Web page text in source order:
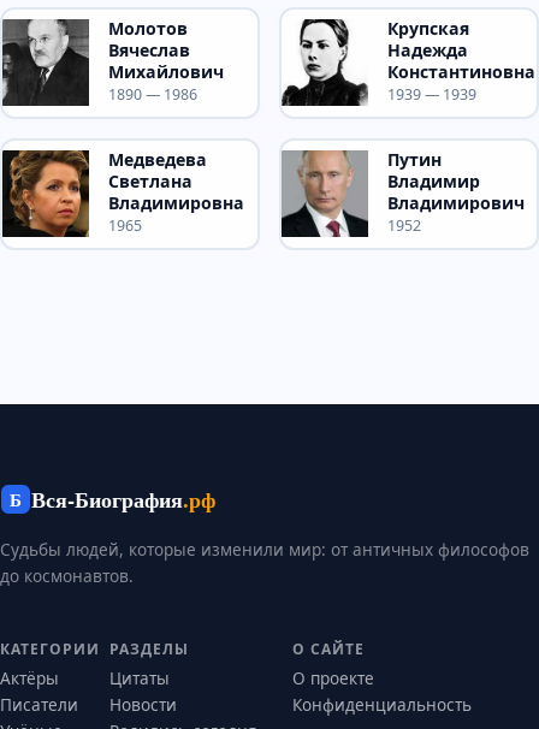
Молотов
Вячеслав
Михайлович
1890 — 1986
Крупская
Надежда
Константиновна
1939 — 1939
Медведева
Светлана
Владимировна
1965
Путин
Владимир
Владимирович
1952
Б Вся-Биография.рф
Судьбы людей, которые изменили мир: от античных философов
до космонавтов.
КАТЕГОРИИ
Актёры
Писатели
РАЗДЕЛЫ
Цитаты
Новости
О САЙТЕ
О проекте
Конфиденциальность